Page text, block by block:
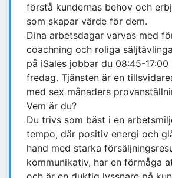
förstå kundernas behov och
som skapar värde för dem.
Dina arbetsdagar varvas med
coachning och roliga
på iSales jobbar du 08:45-17:00
fredag. Tjänsten är en
med sex månaders
Vem är du?
Du trivs som bäst i en
tempo, där positiv energi och
hand med starka
kommunikativ, har en förmåga